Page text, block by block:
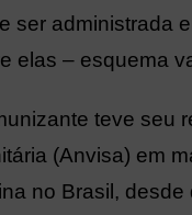
ser administrada
elas – esquema
teve seu
(Anvisa) em
no Brasil,